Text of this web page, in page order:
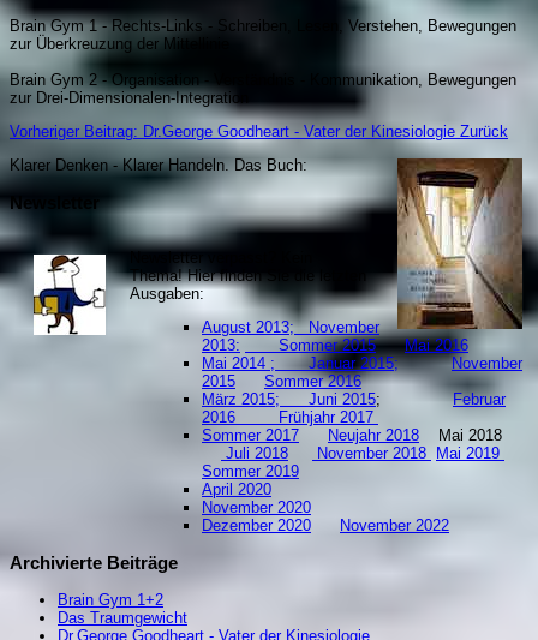
Brain Gym 1 - Rechts-Links - Schreiben, Lesen, Verstehen, Bewegungen
zur Überkreuzung der Mittellinie
Brain Gym 2 - Organisation - Verständnis - Kommunikation, Bewegungen
zur Drei-Dimensionalen-Integration
Vorheriger Beitrag: Dr.George Goodheart - Vater der Kinesiologie Zurück
Klarer Denken - Klarer Handeln. Das Buch:
Newsletter
Newsletter verpasst? Kein
Thema! Hier finden Sie die letzten
Ausgaben:
August 2013;November
2013:
Sommer 2015
Mai 2016
Mai 2014 ; Januar 2015;
November
2015
Sommer 2016
März 2015; Juni 2015;Februar
2016
Frühjahr 2017
Sommer 2017
Neujahr 2018 Mai 2018
Juli 2018
November 2018
Mai 2019
Sommer 2019
April 2020
November 2020
Dezember 2020
November 2022
Archivierte Beiträge
Brain Gym 1+2
Das Traumgewicht
Dr.George Goodheart - Vater der Kinesiologie